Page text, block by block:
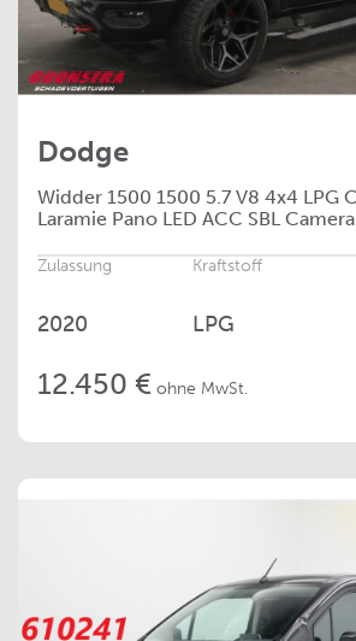
Dodge
Widder 1500 1500 5.7 V8 4x4 LPG
Laramie Pano LED ACC SBL
Zulassung
2020
Kraftstoff
LPG
12.450 € ohne MwSt.